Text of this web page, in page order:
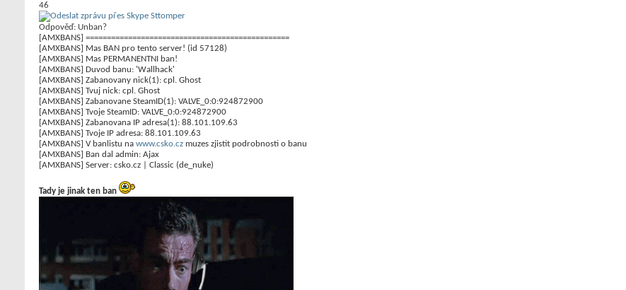
46
Odpověď: Unban?
[AMXBANS] ================================================
[AMXBANS] Mas BAN pro tento server! (id 57128)
[AMXBANS] Mas PERMANENTNI ban!
[AMXBANS] Duvod banu: 'Wallhack'
[AMXBANS] Zabanovany nick(1): cpl. Ghost
[AMXBANS] Tvuj nick: cpl. Ghost
[AMXBANS] Zabanovane SteamID(1): VALVE_0:0:924872900
[AMXBANS] Tvoje SteamID: VALVE_0:0:924872900
[AMXBANS] Zabanovana IP adresa(1): 88.101.109.63
[AMXBANS] Tvoje IP adresa: 88.101.109.63
[AMXBANS] V banlistu na www.csko.cz muzes zjistit podrobnosti o banu
[AMXBANS] Ban dal admin: Ajax
[AMXBANS] Server: csko.cz | Classic (de_nuke)
Tady je jinak ten ban